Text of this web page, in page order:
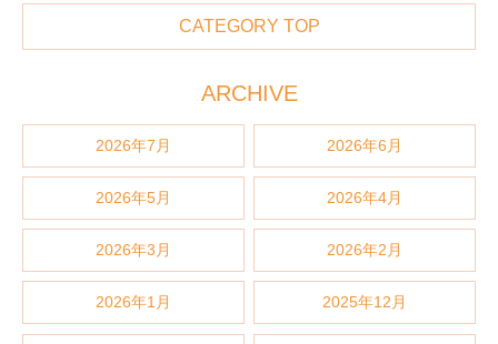
CATEGORY TOP
ARCHIVE
2026年7月 2026年6月
2026年5月 2026年4月
2026年3月 2026年2月
2026年1月 2025年12月